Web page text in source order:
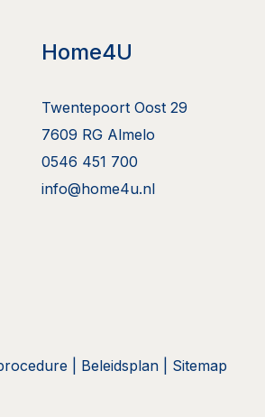
Home4U
Twentepoort Oost 29
7609 RG Almelo
0546 451 700
info@home4u.nl
Beleidsplan Sitemap